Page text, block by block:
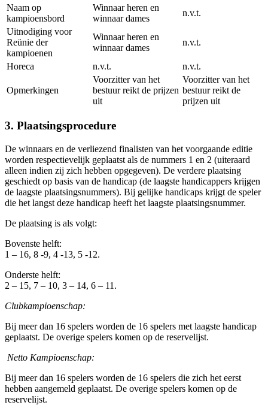
Naam op
kampioensbord
Winnaar heren en
winnaar dames
n.v.t.
Uitnodiging voor
Reünie der
kampioenen
Winnaar heren en
winnaar dames
n.v.t.
Horeca n.v.t. n.v.t.
Opmerkingen
Voorzitter van het
bestuur reikt de prijzen
uit
Voorzitter van het
bestuur reikt de
prijzen uit
3. Plaatsingsprocedure
De winnaars en de verliezend finalisten van het voorgaande editie
worden respectievelijk geplaatst als de nummers 1 en 2 (uiteraard
alleen indien zij zich hebben opgegeven). De verdere plaatsing
geschiedt op basis van de handicap (de laagste handicappers krijgen
de laagste plaatsingsnummers). Bij gelijke handicaps krijgt de speler
die het langst deze handicap heeft het laagste plaatsingsnummer.
De plaatsing is als volgt:
Bovenste helft:
1 – 16, 8 -9, 4 -13, 5 -12.
Onderste helft:
2 – 15, 7 – 10, 3 – 14, 6 – 11.
Clubkampioenschap:
Bij meer dan 16 spelers worden de 16 spelers met laagste handicap
geplaatst. De overige spelers komen op de reservelijst.
Netto Kampioenschap:
Bij meer dan 16 spelers worden de 16 spelers die zich het eerst
hebben aangemeld geplaatst. De overige spelers komen op de
reservelijst.